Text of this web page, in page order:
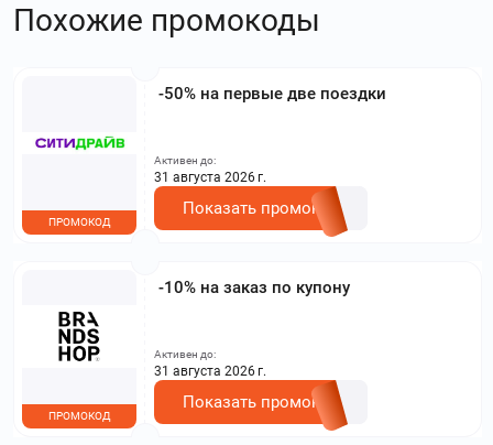
Похожие промокоды
-50% на первые две поездки
ПРОМОКОД
Активен до:
31 августа 2026 г.
Показать промокод
-10% на заказ по купону
ПРОМОКОД
Активен до:
31 августа 2026 г.
Показать промокод